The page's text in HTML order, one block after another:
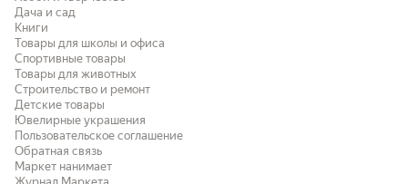
Дача и сад
Книги
Товары для школы и офиса
Спортивные товары
Товары для животных
Строительство и ремонт
Детские товары
Ювелирные украшения
Пользовательское соглашение
Обратная связь
Маркет нанимает
Журнал Маркета